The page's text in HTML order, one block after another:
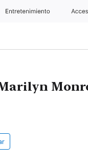
Entretenimiento